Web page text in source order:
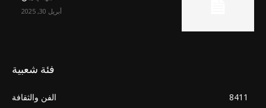
أبريل 30, 2025
فئة شعبية
الفن والثقافة
8411